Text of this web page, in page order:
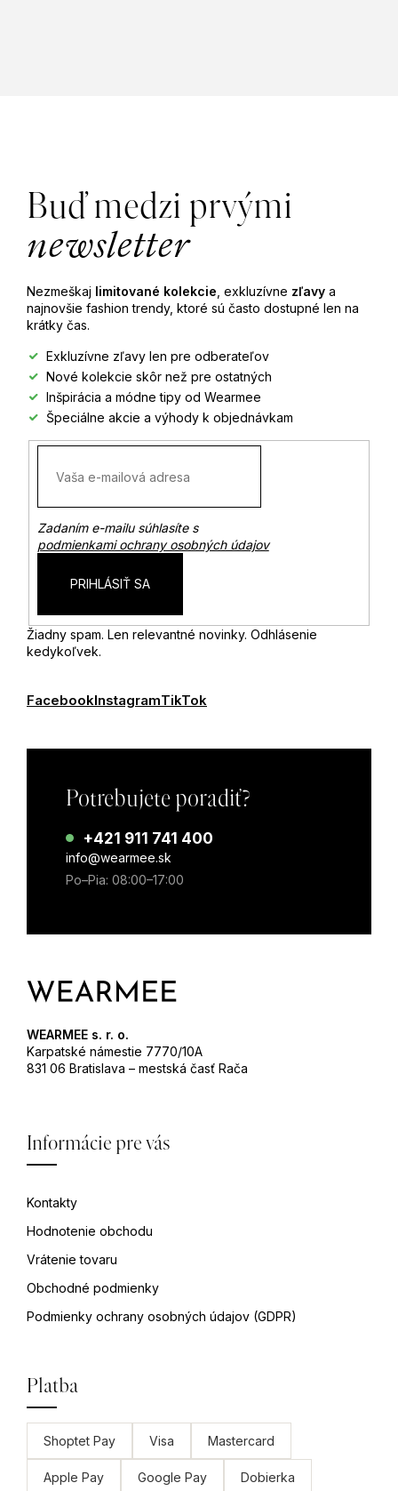
Buď medzi prvými
newsletter
Nezmeškaj limitované kolekcie , exkluzívne zľavy a
najnovšie fashion trendy, ktoré sú často dostupné len na
krátky čas.
Exkluzívne zľavy len pre odberateľov
Nové kolekcie skôr než pre ostatných
Inšpirácia a módne tipy od Wearmee
Špeciálne akcie a výhody k objednávkam
Zadaním e-mailu súhlasíte s
podmienkami ochrany osobných údajov
PRIHLÁSIŤ SA
Žiadny spam. Len relevantné novinky. Odhlásenie
kedykoľvek.
FacebookInstagramTikTok
Potrebujete poradiť?
+421 911 741 400
info@wearmee.sk
Po–Pia: 08:00–17:00
WEARMEE s. r. o.
Karpatské námestie 7770/10A
831 06 Bratislava – mestská časť Rača
Informácie pre vás
Kontakty
Hodnotenie obchodu
Vrátenie tovaru
Obchodné podmienky
Podmienky ochrany osobných údajov (GDPR)
Platba
Shoptet Pay Visa Mastercard
Apple Pay Google Pay Dobierka